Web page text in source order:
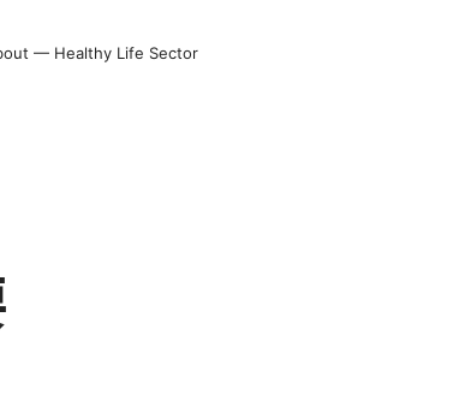
— Healthy Life Sector